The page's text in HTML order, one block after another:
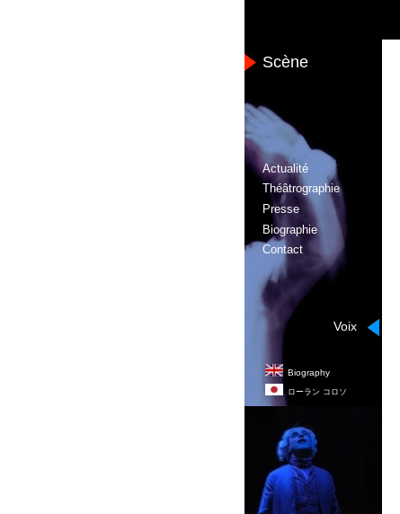
Actualité
Théâtrographie
Presse
Biographie
Contact
Voix
Scène
Biography
ローラン コロソ